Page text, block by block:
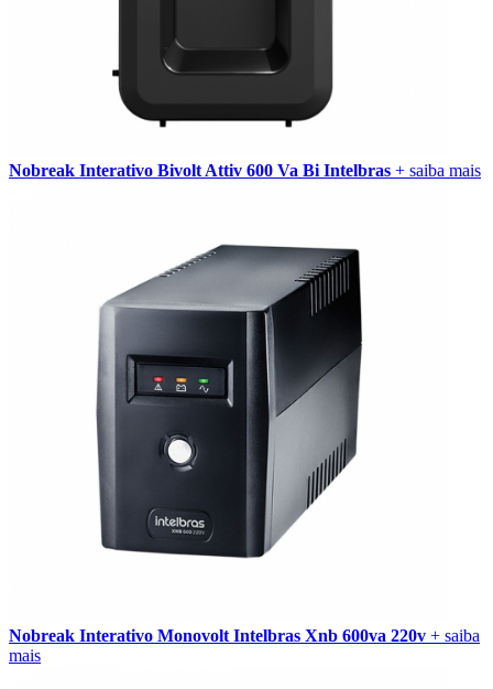
Nobreak Interativo Bivolt Attiv 600 Va Bi Intelbras + saiba mais
Nobreak Interativo Monovolt Intelbras Xnb 600va 220v + saiba
mais